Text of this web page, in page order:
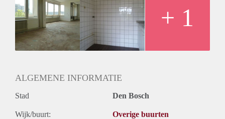
+ 1
ALGEMENE INFORMATIE
Stad Den Bosch
Wijk/buurt: Overige buurten